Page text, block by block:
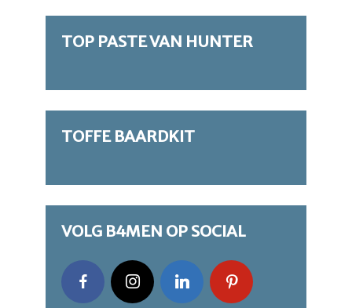
TOP PASTE VAN HUNTER
TOFFE BAARDKIT
VOLG B4MEN OP SOCIAL